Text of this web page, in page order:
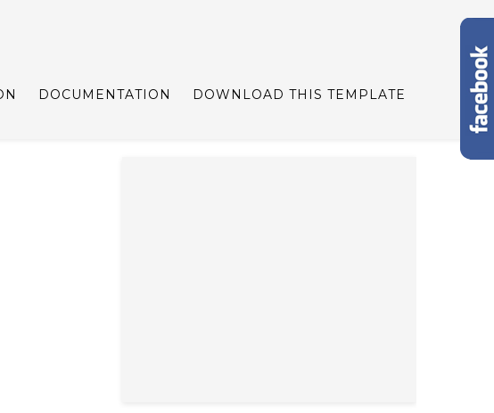
DOCUMENTATION DOWNLOAD THIS TEMPLATE